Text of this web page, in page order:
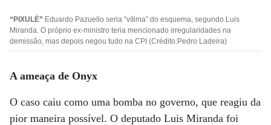
“PIXULÉ” Eduardo Pazuello seria “vítima” do esquema, segundo Luis
Miranda. O próprio ex-ministro teria mencionado irregularidades na
demissão, mas depois negou tudo na CPI (Crédito:Pedro Ladeira)
A ameaça de Onyx
O caso caiu como uma bomba no governo, que reagiu da
pior maneira possível. O deputado Luis Miranda foi